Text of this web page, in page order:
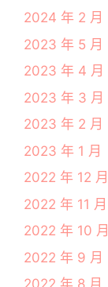
2024 年 2 月
2023 年 5 月
2023 年 4 月
2023 年 3 月
2023 年 2 月
2023 年 1 月
2022 年 12 月
2022 年 11 月
2022 年 10 月
2022 年 9 月